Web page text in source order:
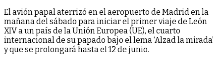
El avión papal aterrizó en el aeropuerto de Madrid en la
mañana del sábado para iniciar el primer viaje de León
XIV a un país de la Unión Europea (UE), el cuarto
internacional de su papado bajo el lema ‘Alzad la mirada’
y que se prolongará hasta el 12 de junio.